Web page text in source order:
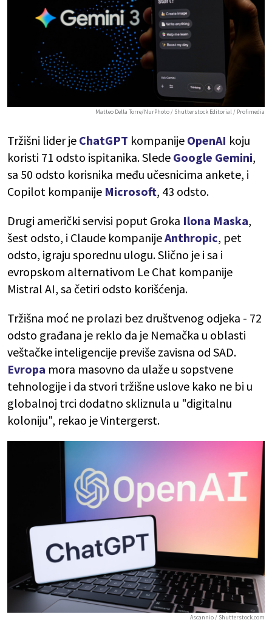
Matteo Della Torre/NurPhoto / Shutterstock Editorial / Profimedia
Tržišni lider je ChatGPT kompanije OpenAI koju
koristi 71 odsto ispitanika. Slede Google Gemini,
sa 50 odsto korisnika među učesnicima ankete, i
Copilot kompanije Microsoft, 43 odsto.
Drugi američki servisi poput Groka Ilona Maska,
šest odsto, i Claude kompanijeAnthropic, pet
odsto, igraju sporednu ulogu. Slično je i sa i
evropskom alternativom Le Chat kompanije
Mistral AI, sa četiri odsto korišćenja.
Tržišna moć ne prolazi bez društvenog odjeka - 72
odsto građana je reklo da je Nemačka u oblasti
veštačke inteligencije previše zavisna od SAD.
Evropa mora masovno da ulaže u sopstvene
tehnologije i da stvori tržišne uslove kako ne bi u
globalnoj trci dodatno skliznula u "digitalnu
koloniju", rekao je Vintergerst.
Ascannio / Shutterstock.com